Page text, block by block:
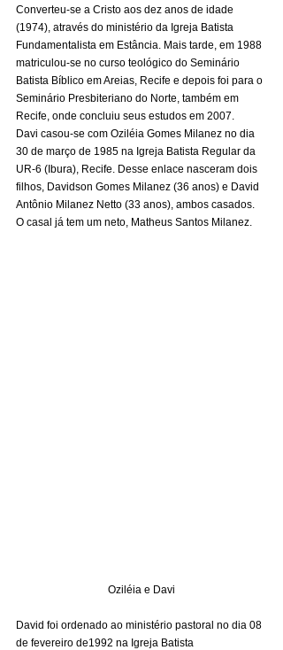
Converteu-se a Cristo aos dez anos de idade
(1974), através do ministério da Igreja Batista
Fundamentalista em Estância. Mais tarde, em 1988
matriculou-se no curso teológico do Seminário
Batista Bíblico em Areias, Recife e depois foi para o
Seminário Presbiteriano do Norte, também em
Recife, onde concluiu seus estudos em 2007.
Davi casou-se com Oziléia Gomes Milanez no dia
30 de março de 1985 na Igreja Batista Regular da
UR-6 (Ibura), Recife. Desse enlace nasceram dois
filhos, Davidson Gomes Milanez (36 anos) e David
Antônio Milanez Netto (33 anos), ambos casados.
O casal já tem um neto, Matheus Santos Milanez.
Oziléia e Davi
David foi ordenado ao ministério pastoral no dia 08
de fevereiro de1992 na Igreja Batista